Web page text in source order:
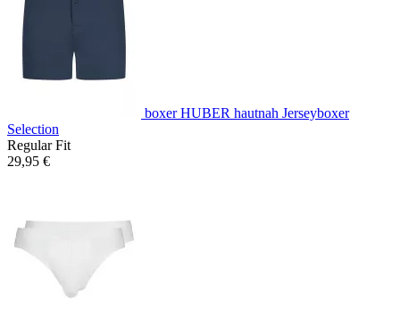
boxer HUBER hautnah Jerseyboxer
Selection
Regular Fit
29,95 €